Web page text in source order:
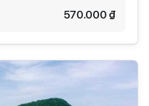
570.000 ₫